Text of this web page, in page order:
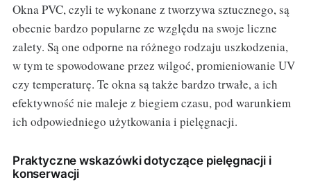
Okna PVC, czyli te wykonane z tworzywa sztucznego, są
obecnie bardzo popularne ze względu na swoje liczne
zalety. Są one odporne na różnego rodzaju uszkodzenia,
w tym te spowodowane przez wilgoć, promieniowanie UV
czy temperaturę. Te okna są także bardzo trwałe, a ich
efektywność nie maleje z biegiem czasu, pod warunkiem
ich odpowiedniego użytkowania i pielęgnacji.
Praktyczne wskazówki dotyczące pielęgnacji i
konserwacji